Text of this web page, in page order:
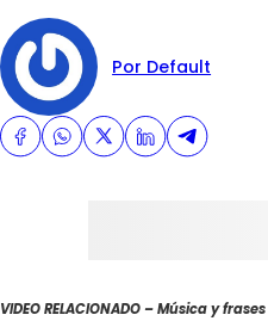
Por Default
VIDEO RELACIONADO – Música y